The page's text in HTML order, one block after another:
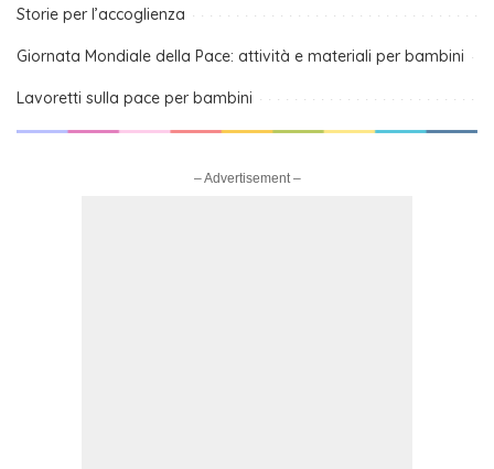
Storie per l’accoglienza
Giornata Mondiale della Pace: attività e materiali per bambini
Lavoretti sulla pace per bambini
– Advertisement –